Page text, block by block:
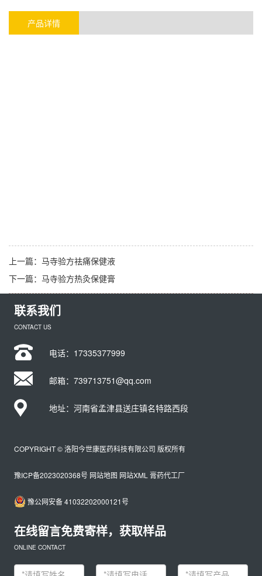
产品详情
上一篇： 马寺验方祛痛保健液
下一篇： 马寺验方热灸保健膏
联系我们
CONTACT US
电话： 17335377999
邮箱：739713751@qq.com
地址：河南省孟津县送庄镇名特路西段
COPYRIGHT © 洛阳今世康医药科技有限公司 版权所有
豫ICP备2023020368号 网站地图 网站XML 膏药代工厂
豫公网安备 41032202000121号
在线留言免费寄样，获取样品
ONLINE CONTACT